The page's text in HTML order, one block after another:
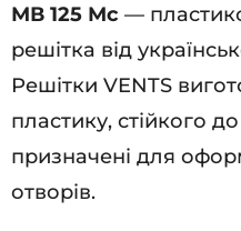
МВ 125 Мс —
решітка від
Решітки VENTS
пластику, стійкого
призначені для
отворів.